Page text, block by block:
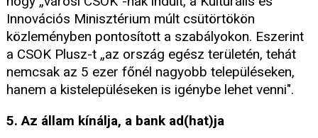
Innovációs Minisztérium múlt csütörtökön
közleményben pontosított a szabályokon. Eszerint
a CSOK Plusz-t „az ország egész területén, tehát
nemcsak az 5 ezer főnél nagyobb településeken,
hanem a kistelepüléseken is igénybe lehet venni".
5. Az állam kínálja, a bank ad(hat)ja